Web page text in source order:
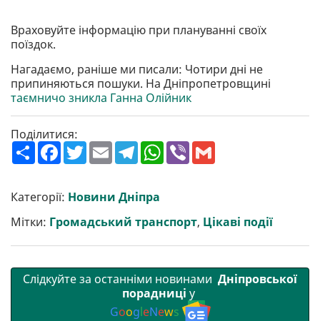
Враховуйте інформацію при плануванні своїх
поїздок.
Нагадаємо, раніше ми писали: Чотири дні не
припиняються пошуки. На Дніпропетровщині
таємничо зникла Ганна Олійник
Поділитися:
П
о
р
и
т
и
F
a
b
o
o
k
T
w
t
e
r
E
m
l
T
e
g
r
a
m
W
h
p
p
V
Категорії: Новини Дніпра
Мітки: Громадський транспорт, Цікаві події
Слідкуйте за останніми новинами Дніпровської
порадниці у
GoogleNews